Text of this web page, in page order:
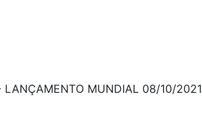
LANÇAMENTO MUNDIAL 08/10/2021